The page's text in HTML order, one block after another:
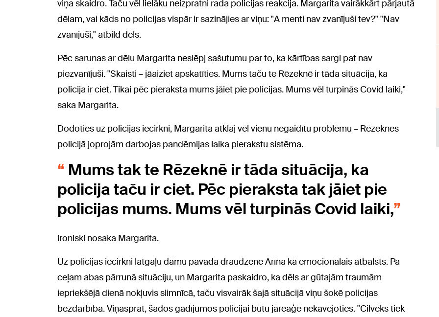
viņa skaidro. Taču vēl lielāku neizpratni rada policijas reakcija. Margarita vairākkārt pārjautā
dēlam, vai kāds no policijas vispār ir sazinājies ar viņu: "A menti nav zvanījuši tev?" "Nav
zvanījuši," atbild dēls.
Pēc sarunas ar dēlu Margarita neslēpj sašutumu par to, ka kārtības sargi pat nav
piezvanījuši. "Skaisti – jāaiziet apskatīties. Mums taču te Rēzeknē ir tāda situācija, ka
policija ir ciet. Tikai pēc pieraksta mums jāiet pie policijas. Mums vēl turpinās Covid laiki,"
saka Margarita.
Dodoties uz policijas iecirkni, Margarita atklāj vēl vienu negaidītu problēmu – Rēzeknes
policijā joprojām darbojas pandēmijas laika pierakstu sistēma.
Mums tak te Rēzeknē ir tāda situācija, ka
policija taču ir ciet. Pēc pieraksta tak jāiet pie
policijas mums. Mums vēl turpinās Covid laiki,
ironiski nosaka Margarita.
Uz policijas iecirkni latgaļu dāmu pavada draudzene Arīna kā emocionālais atbalsts. Pa
ceļam abas pārrunā situāciju, un Margarita paskaidro, ka dēls ar gūtajām traumām
iepriekšējā dienā nokļuvis slimnīcā, taču visvairāk šajā situācijā viņu šokē policijas
bezdarbība. Viņasprāt, šādos gadījumos policijai būtu jāreaģē nekavējoties. "Cilvēks tiek